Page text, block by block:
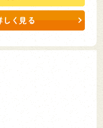
く見る